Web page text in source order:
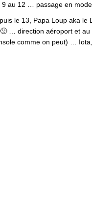
9 au 12 … passage en
le 13, Papa Loup aka le
… direction aéroport et
comme on peut) …